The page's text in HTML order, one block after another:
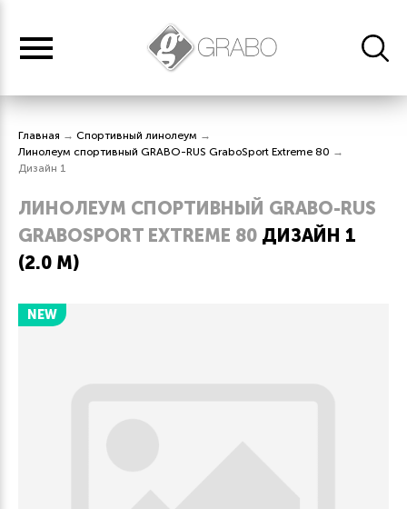
Главная → Спортивный линолеум →
Линолеум спортивный GRABO-RUS GraboSport Extreme 80 →
Дизайн 1
ЛИНОЛЕУМ СПОРТИВНЫЙ GRABO-RUS
GRABOSPORT EXTREME 80 ДИЗАЙН 1
(2.0 М)
NEW